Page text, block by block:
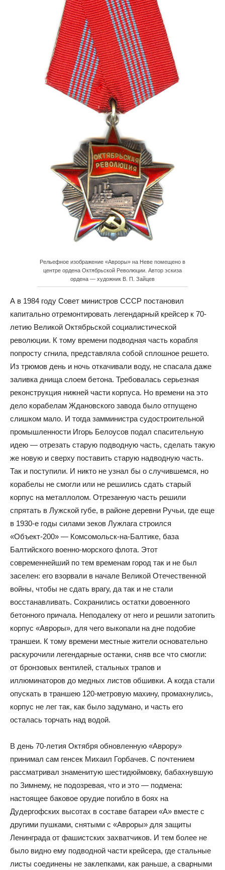
Рельефное изображение «Авроры» на Неве помещено в
центре ордена Октябрьской Революции. Автор эскиза
ордена — художник В. П. Зайцев
А в 1984 году Совет министров СССР постановил
капитально отремонтировать легендарный крейсер к 70-
летию Великой Октябрьской социалистической
революции. К тому времени подводная часть корабля
попросту сгнила, представляла собой сплошное решето.
Из трюмов день и ночь откачивали воду, не спасала даже
заливка днища слоем бетона. Требовалась серьезная
реконструкция нижней части корпуса. Но времени на это
дело корабелам Ждановского завода было отпущено
слишком мало. И тогда замминистра судостроительной
промышленности Игорь Белоусов подал спасительную
идею — отрезать старую подводную часть, сделать такую
же новую и сверху поставить старую надводную часть.
Так и поступили. И никто не узнал бы о случившемся, но
корабелы не смогли или не решились сдать старый
корпус на металлолом. Отрезанную часть решили
спрятать в Лужской губе, в районе деревни Ручьи, где еще
в 1930-е годы силами зеков Лужлага строился
«Объект-200» — Комсомольск-на-Балтике, база
Балтийского военно-морского флота. Этот
современнейший по тем временам город так и не был
заселен: его взорвали в начале Великой Отечественной
войны, чтобы не сдать врагу, да так и не стали
восстанавливать. Сохранились остатки довоенного
бетонного причала. Неподалеку от него и решили затопить
корпус «Авроры», для чего выкопали на дне подобие
траншеи. К тому времени местные жители основательно
раскурочили легендарные останки, сняв все что смогли:
от бронзовых вентилей, стальных трапов и
иллюминаторов до медных листов обшивки. А когда стали
опускать в траншею 120-метровую махину, промахнулись,
корпус не лег так, как было задумано, и часть его
осталась торчать над водой.
В день 70-летия Октября обновленную «Аврору»
принимал сам генсек Михаил Горбачев. С почтением
рассматривал знаменитую шестидюймовку, бабахнувшую
по Зимнему, не подозревая, что и это — подмена:
настоящее баковое орудие погибло в боях на
Дудергофских высотах в составе батареи «А» вместе с
другими пушками, снятыми с «Авроры» для защиты
Ленинграда от фашистских захватчиков. И тем более не
было видно ему подводной части крейсера, где стальные
листы соединены не заклепками, как раньше, а сварными